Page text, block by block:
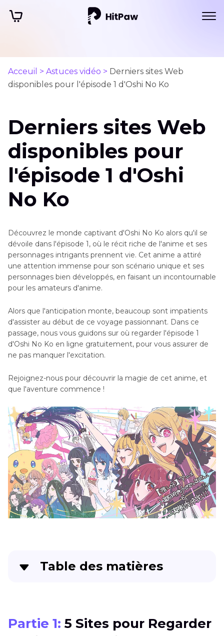
Acceuil > Astuces vidéo > Derniers sites Web
disponibles pour l'épisode 1 d'Oshi No Ko
Derniers sites Web
disponibles pour
l'épisode 1 d'Oshi
No Ko
Découvrez le monde captivant d'Oshi No Ko alors qu'il se
dévoile dans l'épisode 1, où le récit riche de l'anime et ses
personnages intrigants prennent vie. Cet anime a attiré
une attention immense pour son scénario unique et ses
personnages bien développés, en faisant un incontournable
pour les amateurs d'anime.
Alors que l'anticipation monte, beaucoup sont impatients
d'assister au début de ce voyage passionnant. Dans ce
passage, nous vous guidons sur où regarder l'épisode 1
d'Oshi No Ko en ligne gratuitement, pour vous assurer de
ne pas manquer l'excitation.
Rejoignez-nous pour découvrir la magie de cet anime, et
que l'aventure commence !
Table des matières
Partie 2: Conseils Bonus pour Regarder Oshi
Partie 1: 5 Sites pour Regarder